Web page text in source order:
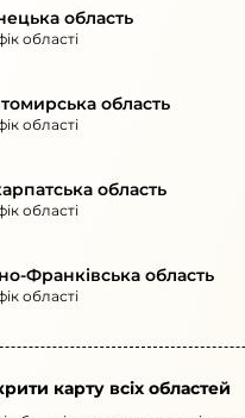
область
області
область
області
область
області
Франківська область
області
карту всіх областей